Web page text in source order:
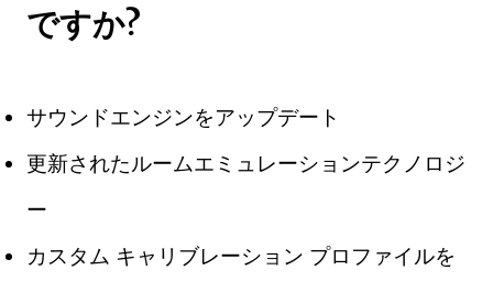
ですか?
サウンドエンジンをアップデート
更新されたルームエミュレーションテクノロジ
ー
カスタム キャリブレーション プロファイルを